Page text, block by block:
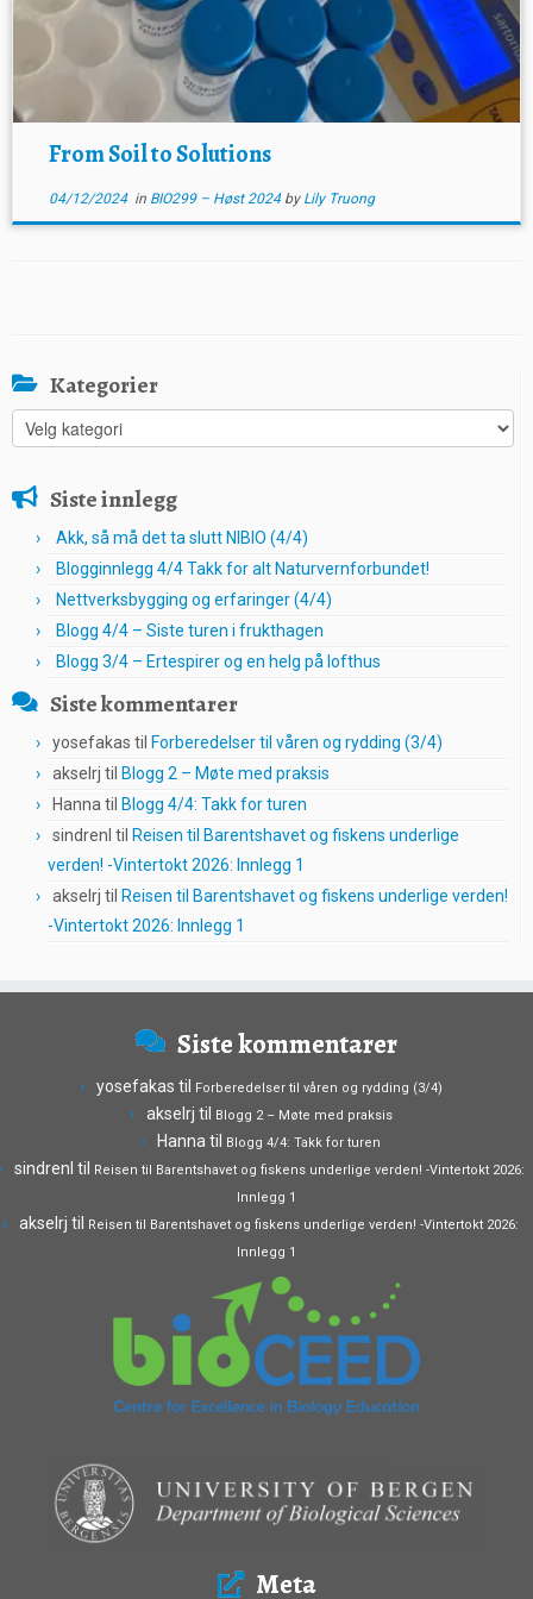
From Soil to Solutions
04/12/2024in BIO299 – Høst 2024 by Lily Truong
Kategorier
Kategorier
Siste innlegg
Akk, så må det ta slutt NIBIO (4/4)
Blogginnlegg 4/4 Takk for alt Naturvernforbundet!
Nettverksbygging og erfaringer (4/4)
Blogg 4/4 – Siste turen i frukthagen
Blogg 3/4 – Ertespirer og en helg på lofthus
Siste kommentarer
yosefakas til Forberedelser til våren og rydding (3/4)
akselrj til Blogg 2 – Møte med praksis
Hanna til Blogg 4/4: Takk for turen
sindrenl til Reisen til Barentshavet og fiskens underlige
verden! -Vintertokt 2026: Innlegg 1
akselrj til Reisen til Barentshavet og fiskens underlige verden!
-Vintertokt 2026: Innlegg 1
Siste kommentarer
yosefakas til Forberedelser til våren og rydding (3/4)
akselrj til Blogg 2 – Møte med praksis
Hanna til Blogg 4/4: Takk for turen
sindrenl til Reisen til Barentshavet og fiskens underlige verden! -Vintertokt 2026:
Innlegg 1
akselrj til Reisen til Barentshavet og fiskens underlige verden! -Vintertokt 2026:
Innlegg 1
Meta